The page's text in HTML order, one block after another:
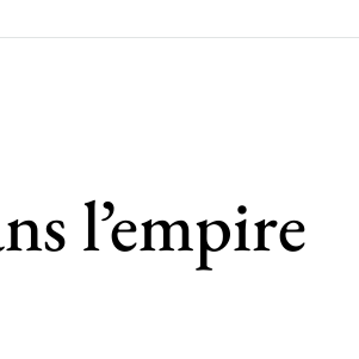
l’empire